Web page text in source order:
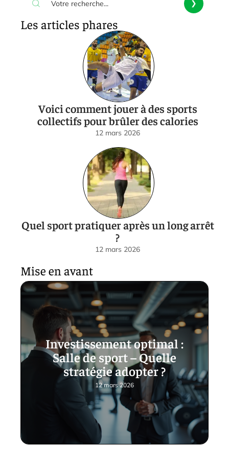
Les articles phares
Voici comment jouer à des sports
collectifs pour brûler des calories
12 mars 2026
Quel sport pratiquer après un long arrêt
?
12 mars 2026
Mise en avant
Investissement optimal :
Salle de sport – Quelle
stratégie adopter ?
12 mars 2026